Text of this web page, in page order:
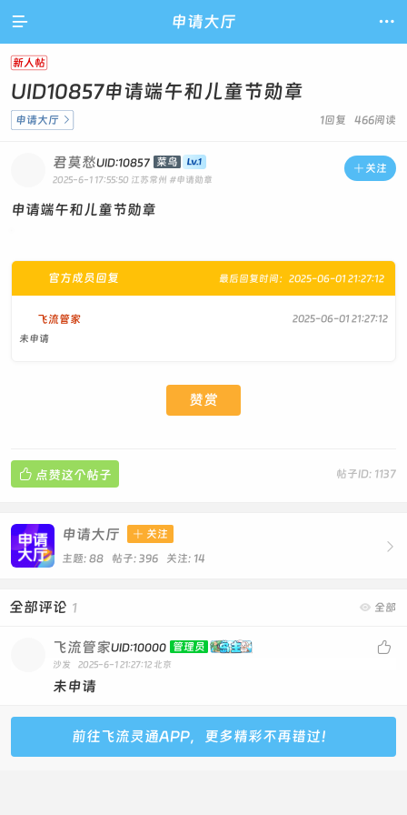
 申请大厅 
新人帖
UID10857申请端午和儿童节勋章
1回复 466阅读
申请大厅 
 关注
君莫愁UID:10857 菜鸟
2025-6-1 17:55:50 江苏常州 #申请勋章
申请端午和儿童节勋章
最后回复时间：2025-06-01 21:27:12
官方成员回复
飞流管家
2025-06-01 21:27:12
未申请
赞赏
帖子ID: 1137
 点赞这个帖子

申请大厅  关注
主题: 88 帖子: 396 关注: 14
 全部
全部评论 1

飞流管家UID:10000 管理员
沙发 2025-6-1 21:27:12 北京
未申请
前往飞流灵通APP，更多精彩不再错过！